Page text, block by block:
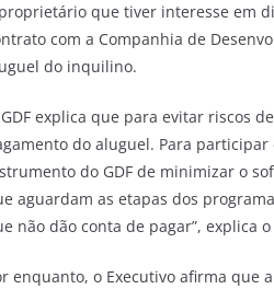
que tiver interesse em
com a Companhia de
do inquilino.
explica que para evitar riscos
do aluguel. Para
do GDF de minimizar o
aguardam as etapas dos
não dão conta de pagar”, explica
enquanto, o Executivo afirma que